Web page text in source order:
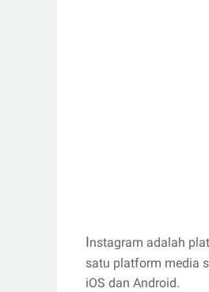
Instagram adalah
satu platform media
iOS dan Android.